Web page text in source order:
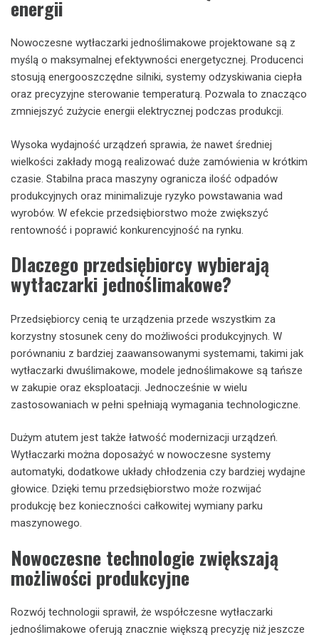
energii
Nowoczesne wytłaczarki jednoślimakowe projektowane są z
myślą o maksymalnej efektywności energetycznej. Producenci
stosują energooszczędne silniki, systemy odzyskiwania ciepła
oraz precyzyjne sterowanie temperaturą. Pozwala to znacząco
zmniejszyć zużycie energii elektrycznej podczas produkcji.
Wysoka wydajność urządzeń sprawia, że nawet średniej
wielkości zakłady mogą realizować duże zamówienia w krótkim
czasie. Stabilna praca maszyny ogranicza ilość odpadów
produkcyjnych oraz minimalizuje ryzyko powstawania wad
wyrobów. W efekcie przedsiębiorstwo może zwiększyć
rentowność i poprawić konkurencyjność na rynku.
Dlaczego przedsiębiorcy wybierają
wytłaczarki jednoślimakowe?
Przedsiębiorcy cenią te urządzenia przede wszystkim za
korzystny stosunek ceny do możliwości produkcyjnych. W
porównaniu z bardziej zaawansowanymi systemami, takimi jak
wytłaczarki dwuślimakowe, modele jednoślimakowe są tańsze
w zakupie oraz eksploatacji. Jednocześnie w wielu
zastosowaniach w pełni spełniają wymagania technologiczne.
Dużym atutem jest także łatwość modernizacji urządzeń.
Wytłaczarki można doposażyć w nowoczesne systemy
automatyki, dodatkowe układy chłodzenia czy bardziej wydajne
głowice. Dzięki temu przedsiębiorstwo może rozwijać
produkcję bez konieczności całkowitej wymiany parku
maszynowego.
Nowoczesne technologie zwiększają
możliwości produkcyjne
Rozwój technologii sprawił, że współczesne wytłaczarki
jednoślimakowe oferują znacznie większą precyzję niż jeszcze